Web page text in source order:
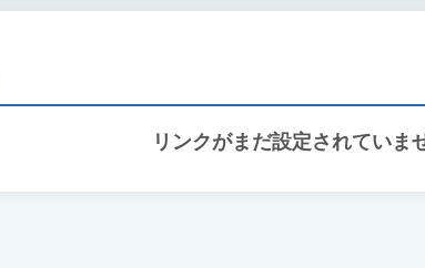
リンクがまだ設定されていま